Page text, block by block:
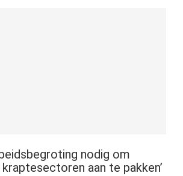
nodig om
aan te pakken’